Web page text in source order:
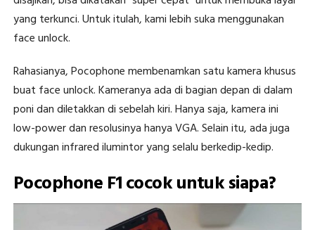
yang terkunci. Untuk itulah, kami lebih suka menggunakan
face unlock.
Rahasianya, Pocophone membenamkan satu kamera khusus
buat face unlock. Kameranya ada di bagian depan di dalam
poni dan diletakkan di sebelah kiri. Hanya saja, kamera ini
low-power dan resolusinya hanya VGA. Selain itu, ada juga
dukungan infrared ilumintor yang selalu berkedip-kedip.
Pocophone F1 cocok untuk siapa?